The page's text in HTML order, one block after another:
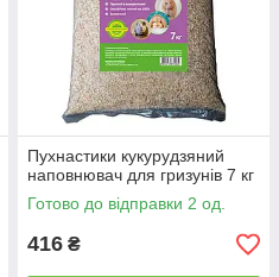
Пухнастики кукурудзяний
наповнювач для гризунів 7 кг
Готово до відправки 2 од.
416 ₴